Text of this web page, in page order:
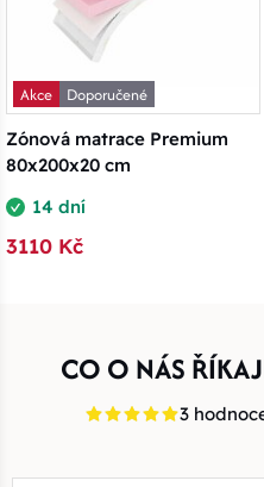
Akce
Doporučené
Zónová matrace Premium
80x200x20 cm
14 dní
3110 Kč
CO O NÁS
3